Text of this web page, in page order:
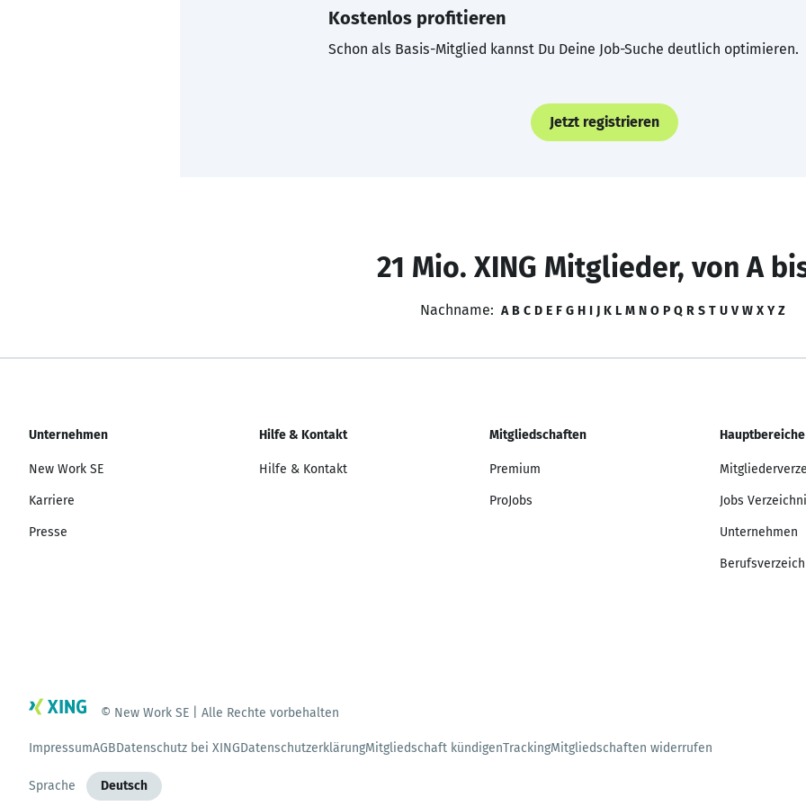
Kostenlos profitieren
Schon als Basis-Mitglied kannst Du Deine Job-Suche deutlich optimieren.
Jetzt registrieren
21 Mio. XING Mitglieder, von A
Nachname: A B C D E F G H I J K L M N O P Q R S T U V W X Y Z
Unternehmen
New Work SE
Karriere
Presse
Hilfe & Kontakt
Hilfe & Kontakt
Mitgliedschaften
Premium
ProJobs
Hauptbereiche
Jobs
Unternehmen
© New Work SE | Alle Rechte vorbehalten
ImpressumAGBDatenschutz bei XINGDatenschutzerklärungMitgliedschaft kündigenTrackingMitgliedschaften widerrufen
Sprache Deutsch